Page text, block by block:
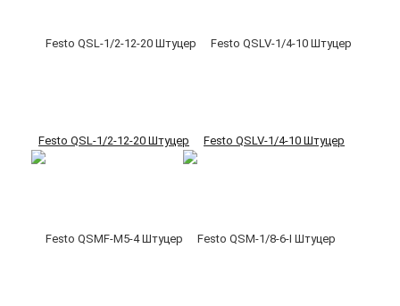
Festo QSL-1/2-12-20 Штуцер Festo QSLV-1/4-10 Штуцер